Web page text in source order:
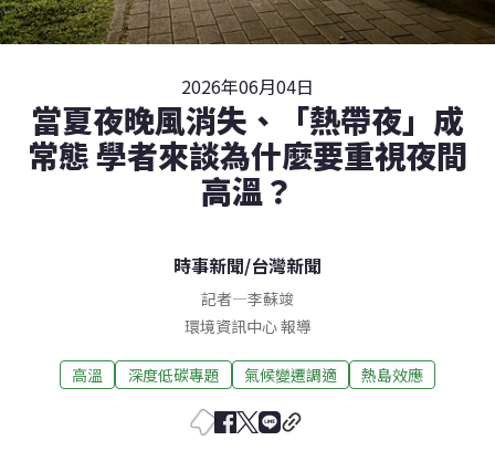
2026年06月04日
當夏夜晚風消失、「熱帶夜」成
常態 學者來談為什麼要重視夜間
高溫？
時事新聞/台灣新聞
記者—李蘇竣
環境資訊中心 報導
高溫 深度低碳專題 氣候變遷調適 熱島效應